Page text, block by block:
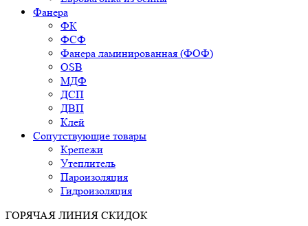
Фанера
ФК
ФСФ
Фанера ламинированная (ФОФ)
OSB
МДФ
ДСП
ДВП
Клей
Сопутствующие товары
Крепежи
Утеплитель
Пароизоляция
Гидроизоляция
ГОРЯЧАЯ ЛИНИЯ СКИДОК